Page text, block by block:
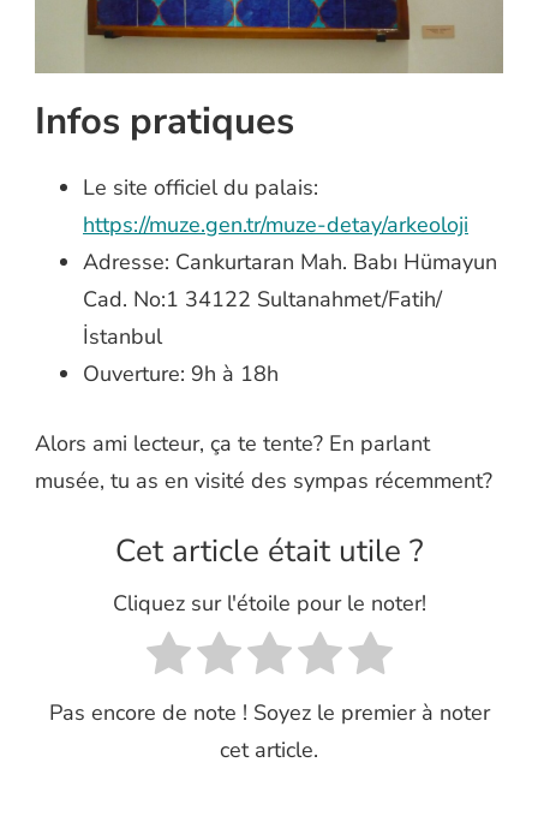
Infos pratiques
Le site officiel du palais:
https://muze.gen.tr/muze-detay/arkeoloji
Adresse: Cankurtaran Mah. Babı Hümayun
Cad. No:1 34122 Sultanahmet/Fatih/
İstanbul
Ouverture: 9h à 18h
Alors ami lecteur, ça te tente? En parlant
musée, tu as en visité des sympas récemment?
Cet article était utile ?
Cliquez sur l'étoile pour le noter!
Pas encore de note ! Soyez le premier à noter
cet article.